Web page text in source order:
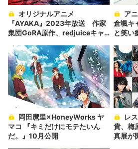
『AYAKA』2023年放送 作家
集団GoRA原作、redjuiceキャ
倉颯キ
と笑い
マコ 『キミだけにモテたいん
だ。』10月公開
貴、梅
真展が